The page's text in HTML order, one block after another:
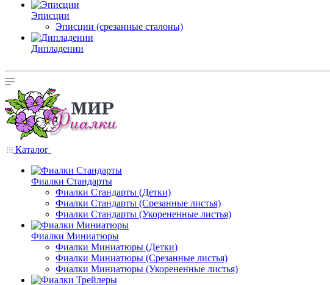
Эписции
Эписции (срезанные сталоны)
Дипладении
Каталог
Фиалки Стандарты
Фиалки Стандарты (Детки)
Фиалки Стандарты (Срезанные листья)
Фиалки Стандарты (Укорененные листья)
Фиалки Миниатюры
Фиалки Миниатюры (Детки)
Фиалки Миниатюры (Срезанные листья)
Фиалки Миниатюры (Укорененные листья)